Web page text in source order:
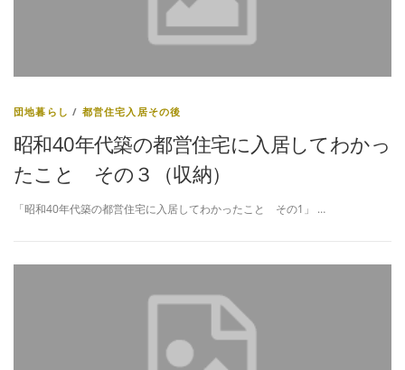
団地暮らし / 都営住宅入居その後
昭和40年代築の都営住宅に入居してわかっ
たこと その３（収納）
「昭和40年代築の都営住宅に入居してわかったこと その1」 …